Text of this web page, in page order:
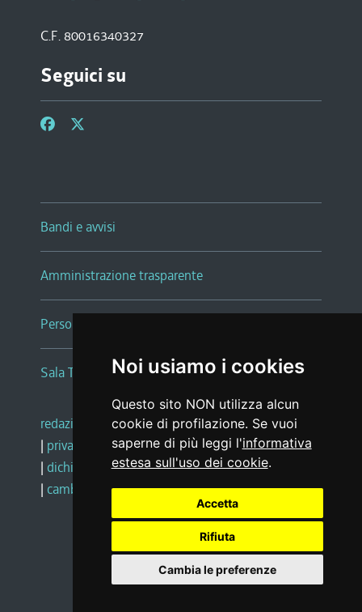
Noi usiamo i cookies
Questo sito NON utilizza alcun
cookie di profilazione. Se vuoi
saperne di più leggi l'informativa
estesa sull'uso dei cookie.
Accetta
Rifiuta
Cambia le preferenze
C.F. 80016340327
Seguici su
Bandi e avvisi
Amministrazione trasparente
Persone e Uffici
Sala Tiziano Tessitori
redazione web |note legali |glossario
| privacy
social media policy
| dichiarazione di accessibilità |feedback
| cambio preferenze cookie
Realizzato da